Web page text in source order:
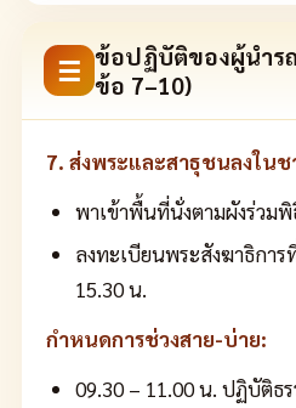
☰ ข้อปฏิบัติของผู้นำร
ข้อ 7–10)
7. ส่งพระและสาธุชนลงใน
พาเข้าพื้นที่นั่งตามผังร่วม
ลงทะเบียนพระสังฆาธิการ
15.30 น.
กำหนดการช่วงสาย-บ่าย:
09.30 – 11.00 น. ปฏิบัติธ